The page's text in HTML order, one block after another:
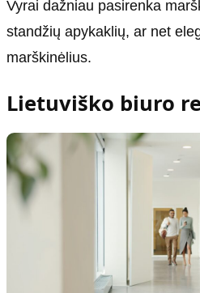
Vyrai dažniau pasirenka
standžių apykaklių, ar net
marškinėlius.
Lietuviško biuro